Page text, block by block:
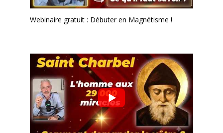
Webinaire gratuit : Débuter en Magnétisme !